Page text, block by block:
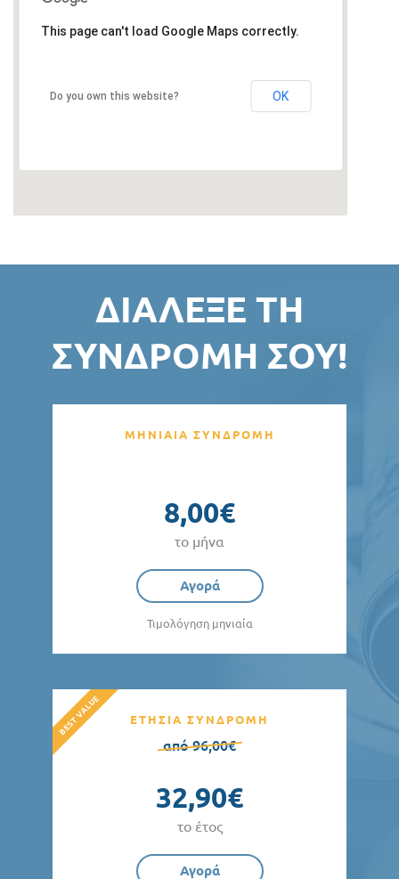
This page can't load Google Maps correctly.
Do you own this website? OK
ΔΙΆΛΕΞΕ ΤΗ
ΣΥΝΔΡΟΜΉ ΣΟΥ!
ΜΗΝΙΑΙΑ ΣΥΝΔΡΟΜΗ
8,00€
το μήνα
Αγορά
Τιμολόγηση μηνιαία
ΕΤΗΣΙΑ ΣΥΝΔΡΟΜΗ
από 96,00€
32,90€
το έτος
Αγορά